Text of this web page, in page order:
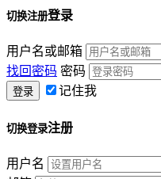
切换注册登录
用户名或邮箱
找回密码 密码
记住我
切换登录注册
用户名